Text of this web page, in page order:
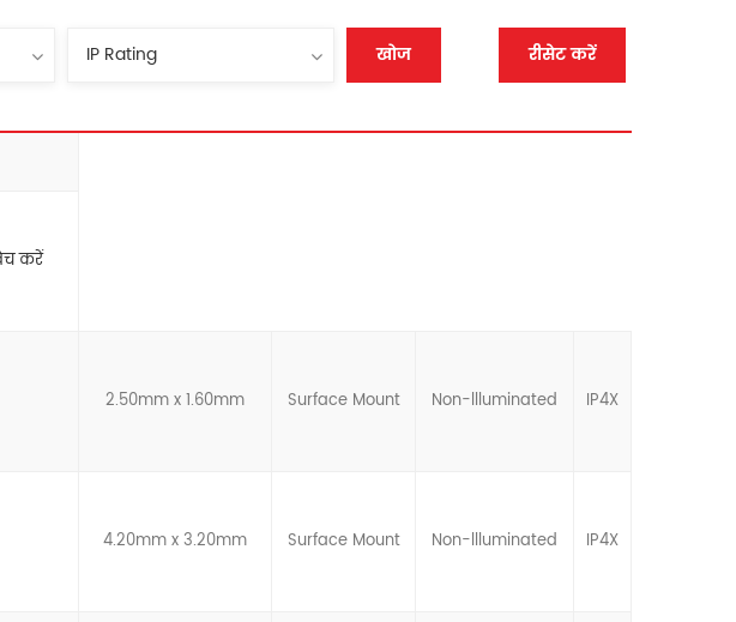
खोज रीसेट करें
करें
2.50mm x 1.60mm Surface Mount Non-llluminated IP4X
4.20mm x 3.20mm Surface Mount Non-llluminated IP4X